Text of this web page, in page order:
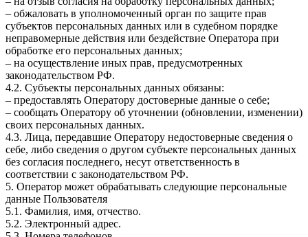
– обжаловать в уполномоченный орган по защите прав
субъектов персональных данных или в судебном порядке
неправомерные действия или бездействие Оператора при
обработке его персональных данных;
– на осуществление иных прав, предусмотренных
законодательством РФ.
4.2. Субъекты персональных данных обязаны:
– предоставлять Оператору достоверные данные о себе;
– сообщать Оператору об уточнении (обновлении, изменении)
своих персональных данных.
4.3. Лица, передавшие Оператору недостоверные сведения о
себе, либо сведения о другом субъекте персональных данных
без согласия последнего, несут ответственность в
соответствии с законодательством РФ.
5. Оператор может обрабатывать следующие персональные
данные Пользователя
5.1. Фамилия, имя, отчество.
5.2. Электронный адрес.